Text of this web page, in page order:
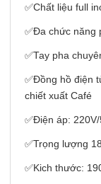
✅Chất liệu full
✅Đa chức năng
✅Tay pha
✅Đồng hồ điện
chiết xuất Café
✅Điện áp:
✅Trọng lượng
✅Kich thước: